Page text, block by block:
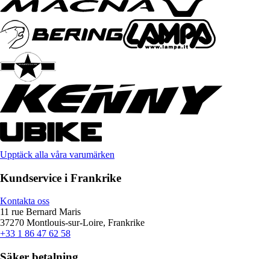
Upptäck alla våra varumärken
Kundservice i Frankrike
Kontakta oss
11 rue Bernard Maris
37270 Montlouis-sur-Loire, Frankrike
+33 1 86 47 62 58